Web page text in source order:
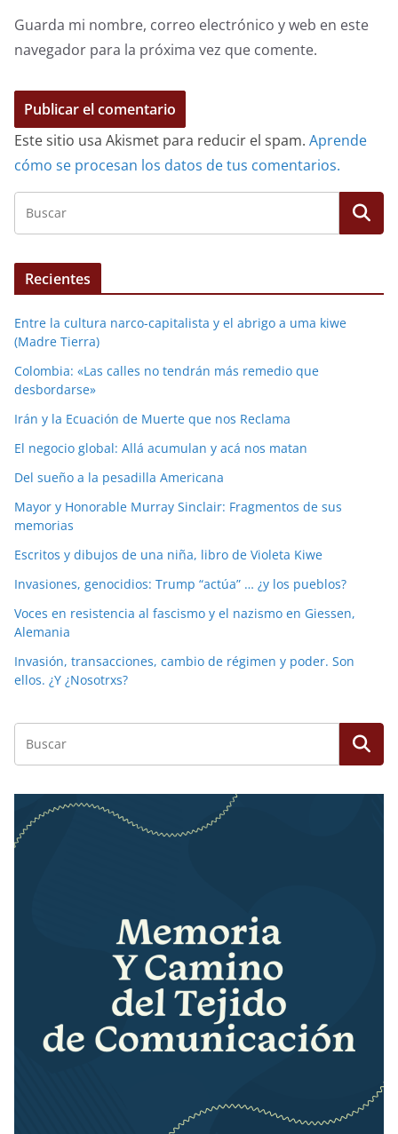
Guarda mi nombre, correo electrónico y web en este
navegador para la próxima vez que comente.
Este sitio usa Akismet para reducir el spam. Aprende
cómo se procesan los datos de tus comentarios.
Recientes
Entre la cultura narco-capitalista y el abrigo a uma kiwe
(Madre Tierra)
Colombia: «Las calles no tendrán más remedio que
desbordarse»
Irán y la Ecuación de Muerte que nos Reclama
El negocio global: Allá acumulan y acá nos matan
Del sueño a la pesadilla Americana
Mayor y Honorable Murray Sinclair: Fragmentos de sus
memorias
Escritos y dibujos de una niña, libro de Violeta Kiwe
Invasiones, genocidios: Trump “actúa” … ¿y los pueblos?
Voces en resistencia al fascismo y el nazismo en Giessen,
Alemania
Invasión, transacciones, cambio de régimen y poder. Son
ellos. ¿Y ¿Nosotrxs?